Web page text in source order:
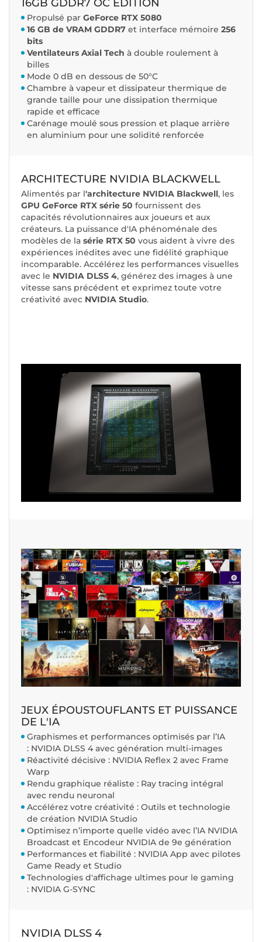
16GB GDDR7 OC EDITION
Propulsé par GeForce RTX 5080
16 GB de VRAM GDDR7 et interface mémoire 256
bits
Ventilateurs Axial Tech à double roulement à
billes
Mode 0 dB en dessous de 50°C
Chambre à vapeur et dissipateur thermique de
grande taille pour une dissipation thermique
rapide et efficace
Carénage moulé sous pression et plaque arrière
en aluminium pour une solidité renforcée
ARCHITECTURE NVIDIA BLACKWELL
Alimentés par l'architecture NVIDIA Blackwell, les
GPU GeForce RTX série 50 fournissent des
capacités révolutionnaires aux joueurs et aux
créateurs. La puissance d'IA phénoménale des
modèles de la série RTX 50 vous aident à vivre des
expériences inédites avec une fidélité graphique
incomparable. Accélérez les performances visuelles
avec le NVIDIA DLSS 4, générez des images à une
vitesse sans précédent et exprimez toute votre
créativité avec NVIDIA Studio.
JEUX ÉPOUSTOUFLANTS ET PUISSANCE
DE L'IA
Graphismes et performances optimisés par l’IA
: NVIDIA DLSS 4 avec génération multi-images
Réactivité décisive : NVIDIA Reflex 2 avec Frame
Warp
Rendu graphique réaliste : Ray tracing intégral
avec rendu neuronal
Accélérez votre créativité : Outils et technologie
de création NVIDIA Studio
Optimisez n’importe quelle vidéo avec l’IA NVIDIA
Broadcast et Encodeur NVIDIA de 9e génération
Performances et fiabilité : NVIDIA App avec pilotes
Game Ready et Studio
Technologies d'affichage ultimes pour le gaming
: NVIDIA G-SYNC
NVIDIA DLSS 4